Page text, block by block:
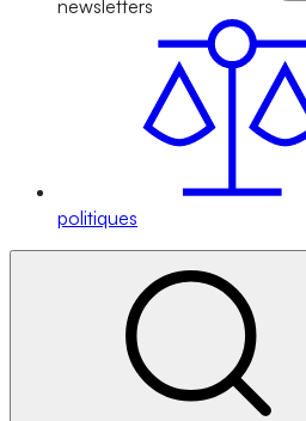
newsletters
politiques